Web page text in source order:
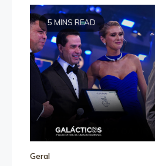
5 MINS READ
Geral